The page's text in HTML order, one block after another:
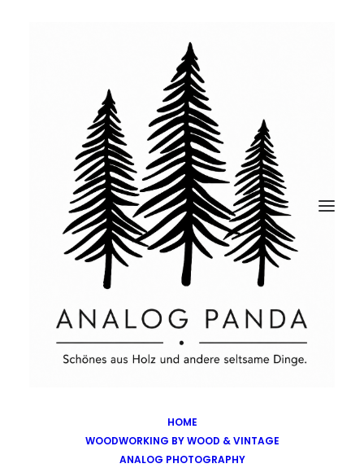
HOME
WOODWORKING BY WOOD & VINTAGE
ANALOG PHOTOGRAPHY